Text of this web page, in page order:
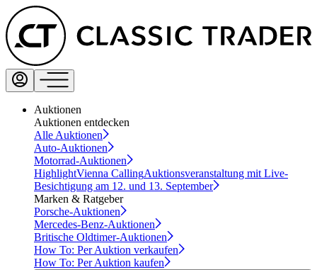
Auktionen
Auktionen entdecken
Alle Auktionen
Auto-Auktionen
Motorrad-Auktionen
HighlightVienna CallingAuktionsveranstaltung mit Live-
Besichtigung am 12. und 13. September
Marken & Ratgeber
Porsche-Auktionen
Mercedes-Benz-Auktionen
Britische Oldtimer-Auktionen
How To: Per Auktion verkaufen
How To: Per Auktion kaufen